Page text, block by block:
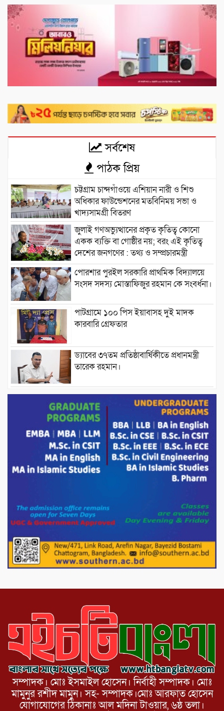
সর্বশেষ
পাঠক প্রিয়
চট্টগ্রাম চান্দগাঁওয়ে এশিয়ান নারী ও শিশু
অধিকার ফাউন্ডেশনের মতবিনিময় সভা ও
খাদ্যসামগ্রী বিতরণ
জুলাই গণঅভ্যুত্থানের প্রকৃত কৃতিত্ব কোনো
একক ব্যক্তি বা গোষ্ঠীর নয়; বরং এই কৃতিত্ব
দেশের জনগণের : তথ্য ও সম্প্রচারমন্ত্রী
পোরশার পুরইল সরকারি প্রাথমিক বিদ্যালয়ে
সংসদ সদস্য মোস্তাফিজুর রহমান কে সংবর্ধনা।
পাটগ্রামে ১০০ পিস ইয়াবাসহ দুই মাদক
কারবারি গ্রেফতার
ড্যাবের ৩৭তম প্রতিষ্ঠাবার্ষিকীতে প্রধানমন্ত্রী
তারেক রহমান।
চন্দনাইশের হাশিমপুর ৪ নং ওয়ার্ডে ৫’শতাধিক
হতদরিদ্র পরিবারের মাঝে খাদ্যসামগ্রী বিতরণ
করেন মনজুর মোরশেদ
পরিবেশ রক্ষায় পাটগ্রামে ইহসান ইয়ুথ
সার্কেলের বৃক্ষরোপণ
মিরপুর-১১ নম্বরে দুর্বৃত্তদের গুলিতে বিএনপি
পাটগ্রামে চিকিৎসা সেবায় বীর মুক্তিযোদ্ধা দবির
উদ্দিন ফাউন্ডেশন
পাটগ্রামের দহগ্রাম ইউনিয়নের প্রধান সড়ক
ভেঙ্গে যোগাযোগ বিছিন্ন
সম্পাদক। মোঃ ইসমাইল হোসেন। নির্বাহী সম্পাদক। মোঃ
মামুনুর রশীদ মামুন। সহ- সম্পাদক।মোঃ আরফাত হোসেন
যোগাযোগের ঠিকানাঃ আল মদিনা টাওয়ার, ৬ষ্ঠ তলা।